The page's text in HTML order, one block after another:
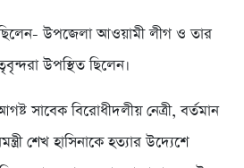
উপজেলা আওয়ামী লীগ ও তার
উপস্থিত ছিলেন।
সাবেক বিরোধীদলীয় নেত্রী, বর্তমান
শেখ হাসিনাকে হত্যার উদ্যেশে